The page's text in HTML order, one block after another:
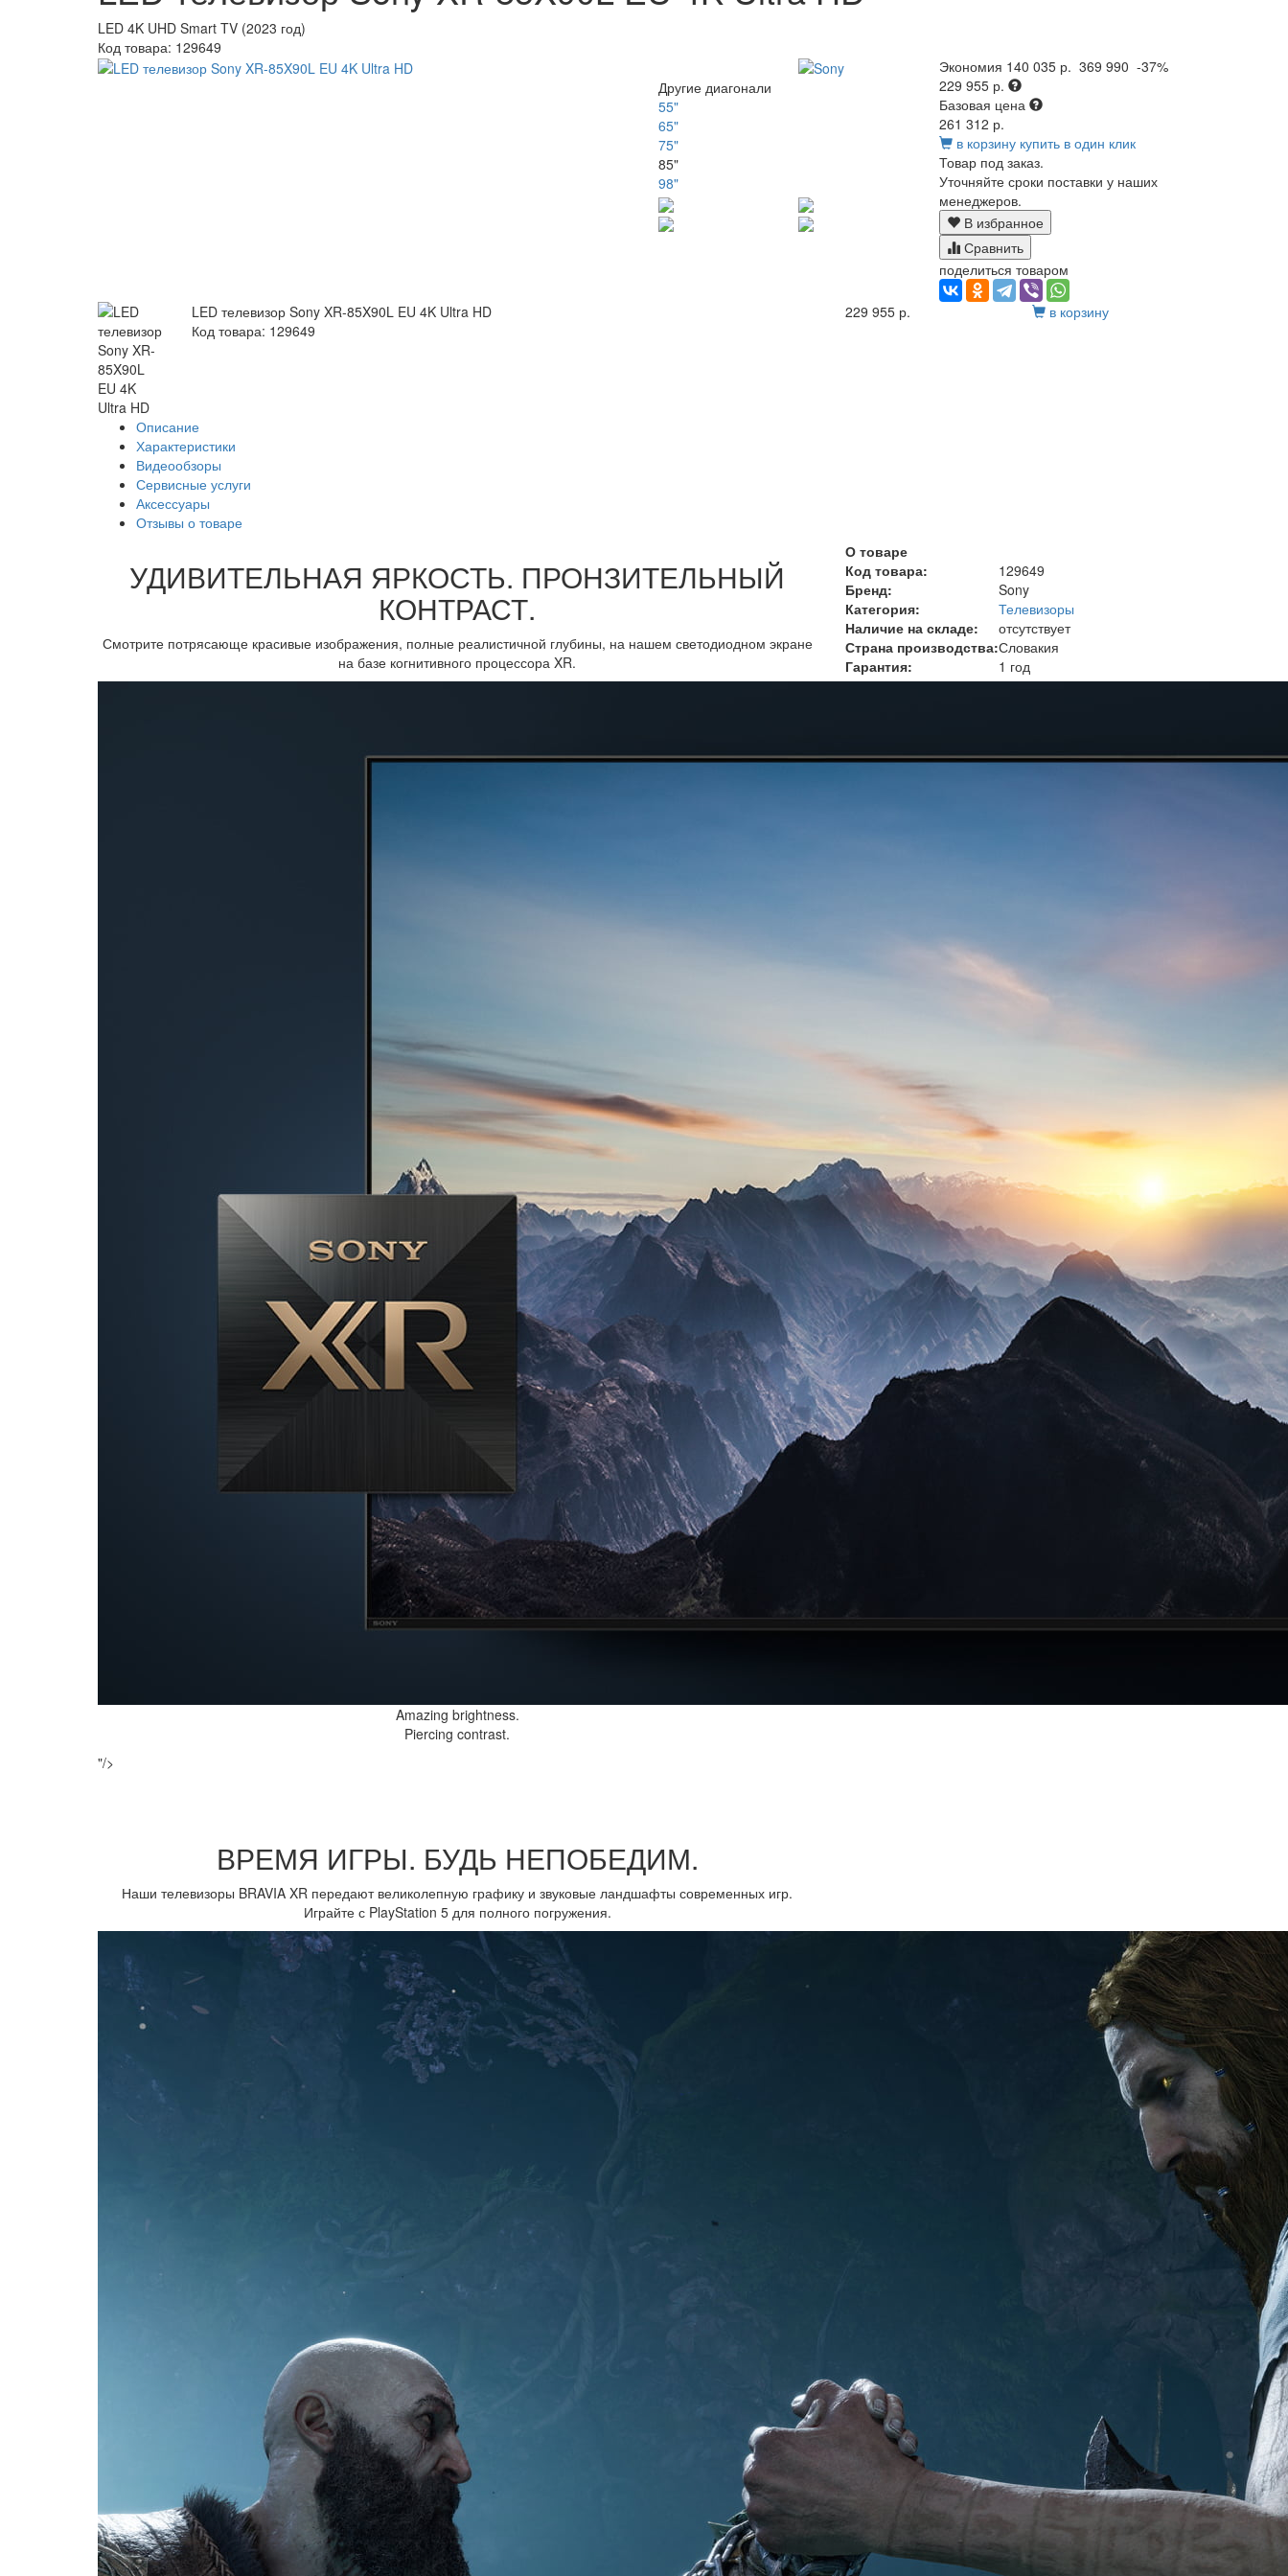
LED 4K UHD Smart TV (2023 год)
Код товара: 129649
Другие диагонали
55"
65"
75"
85"
98"
Экономия 140 035 р. 369 990 -37%
229 955 р.
Базовая цена
261 312 р.
в корзину купить в один клик
Товар под заказ.
Уточняйте сроки поставки у наших
менеджеров.
В избранное
Сравнить
поделиться товаром
LED телевизор Sony XR-85X90L EU 4K Ultra HD
Код товара: 129649
229 955 р. в корзину
Описание
Характеристики
Видеообзоры
Сервисные услуги
Аксессуары
Отзывы о товаре
О товаре
Код товара:
129649
Бренд:
Sony
Категория:
Телевизоры
Наличие на складе:
отсутствует
Страна производства:Словакия
Гарантия:
1 год
Срок службы товара: 5 лет
УДИВИТЕЛЬНАЯ ЯРКОСТЬ. ПРОНЗИТЕЛЬНЫЙ
КОНТРАСТ.
Смотрите потрясающе красивые изображения, полные реалистичной глубины, на нашем светодиодном экране
на базе когнитивного процессора XR.
Amazing brightness.
Piercing contrast.
"/>
ВРЕМЯ ИГРЫ. БУДЬ НЕПОБЕДИМ.
Наши телевизоры BRAVIA XR передают великолепную графику и звуковые ландшафты современных игр.
Играйте с PlayStation 5 для полного погружения.